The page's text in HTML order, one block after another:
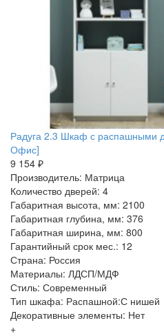
Радуга 2.3 Шкаф с распашными
Офис]
9 154 ₽
Производитель: Матрица
Количество дверей: 4
Габаритная высота, мм: 2100
Габаритная глубина, мм: 376
Габаритная ширина, мм: 800
Гарантийный срок мес.: 12
Страна: Россия
Материалы: ЛДСП/МДФ
Стиль: Современный
Тип шкафа: Распашной:С нишей
Декоративные элементы: Нет
+